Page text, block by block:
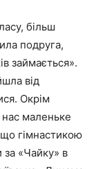
більш
подруга,
займається».
від
Окрім
нас маленьке
що гімнастикою
«Чайку» в